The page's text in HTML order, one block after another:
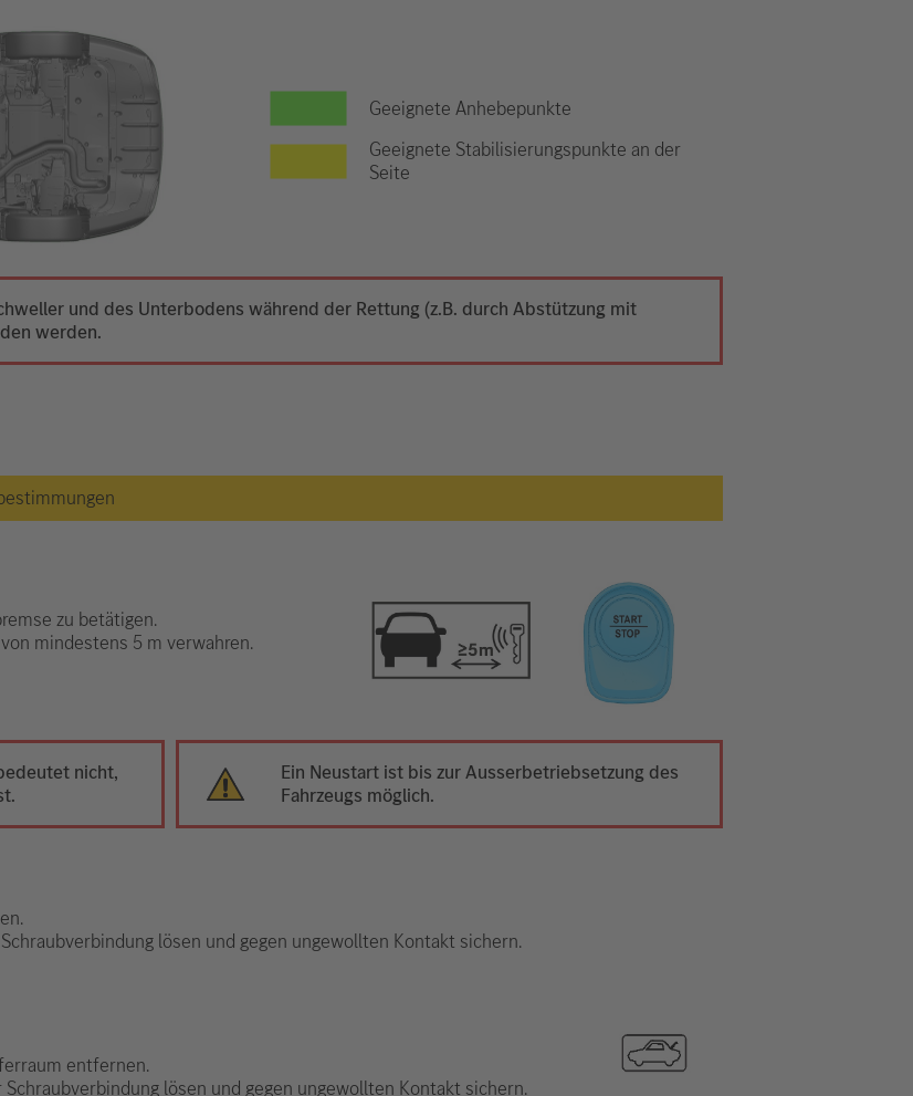
Geeignete Anhebepunkte
Geeignete Stabilisierungspunkte an der
Seite
und des Unterbodens während der Rettung (z.B. durch Abstützung mit
werden.
zu betätigen.
mindestens 5 m verwahren.
nicht,
Ein Neustart ist bis zur Ausserbetriebsetzung des
Fahrzeugs möglich.
lösen und gegen ungewollten Kontakt sichern.
entfernen.
lösen und gegen ungewollten Kontakt sichern.